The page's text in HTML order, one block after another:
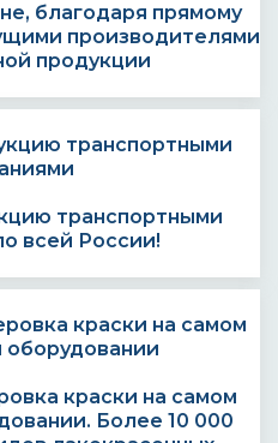
благодаря прямому
производителями
продукции
транспортными
всей России!
краски на самом
Более 10 000